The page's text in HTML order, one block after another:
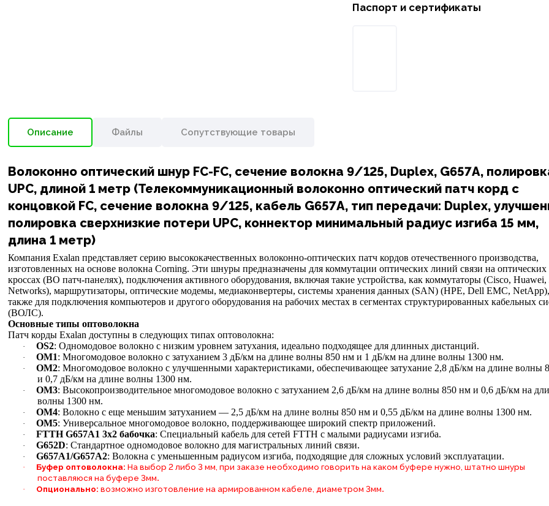
Паспорт и сертификаты
Описание Файлы Сопутствующие товары
Волоконно оптический шнур FC-FC, сечение волокна 9/125, Duplex, G657A,
UPC, длиной 1 метр (Телекоммуникационный волоконно оптический патч корд с
концовкой FC, сечение волокна 9/125, кабель G657A, тип передачи: Duplex,
полировка сверхнизкие потери UPC, коннектор минимальный радиус изгиба 15 мм,
длина 1 метр)
Компания Exalan представляет серию высококачественных волоконно-оптических патч кордов отечественного производства,
изготовленных на основе волокна Corning. Эти шнуры предназначены для коммутации оптических линий связи на оптических
кроссах (ВО патч-панелях), подключения активного оборудования, включая такие устройства, как коммутаторы (Cisco, Huawei,
Networks), маршрутизаторы, оптические модемы, медиаконвертеры, системы хранения данных (SAN) (HPE, Dell EMC,
также для подключения компьютеров и другого оборудования на рабочих местах в сегментах структурированных кабельных
(ВОЛС).
Основные типы оптоволокна
Патч корды Exalan доступны в следующих типах оптоволокна:
· OS2: Одномодовое волокно с низким уровнем затухания, идеально подходящее для длинных дистанций.
· OM1: Многомодовое волокно с затуханием 3 дБ/км на длине волны 850 нм и 1 дБ/км на длине волны 1300 нм.
· OM2: Многомодовое волокно с улучшенными характеристиками, обеспечивающее затухание 2,8 дБ/км на длине волны
и 0,7 дБ/км на длине волны 1300 нм.
· OM3: Высокопроизводительное многомодовое волокно с затуханием 2,6 дБ/км на длине волны 850 нм и 0,6 дБ/км на
волны 1300 нм.
· OM4: Волокно с еще меньшим затуханием — 2,5 дБ/км на длине волны 850 нм и 0,55 дБ/км на длине волны 1300 нм.
· OM5: Универсальное многомодовое волокно, поддерживающее широкий спектр приложений.
· FTTH G657A1 3х2 бабочка: Специальный кабель для сетей FTTH с малыми радиусами изгиба.
· G652D: Стандартное одномодовое волокно для магистральных линий связи.
· G657A1/G657A2: Волокна с уменьшенным радиусом изгиба, подходящие для сложных условий эксплуатации.
· Буфер оптоволокна: На выбор 2 либо 3 мм, при заказе необходимо говорить на каком буфере нужно, штатно шнуры
поставляюся на буфере 3мм.
· Опционально: возможно изготовление на армированном кабеле, диаметром 3мм.